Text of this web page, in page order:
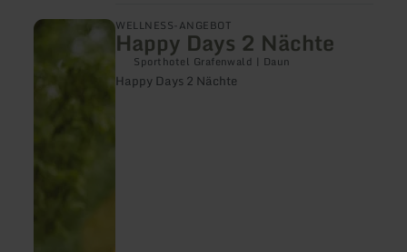
WELLNESS-ANGEBOT
Happy Days 2 Nächte
Sporthotel Grafenwald | Daun
Happy Days 2 Nächte
mehr
Happy
Days